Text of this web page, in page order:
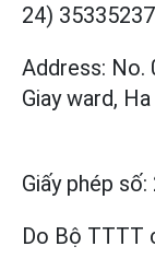
24) 35335237
Address: No.
Giay ward,
Giấy phép số:
Do Bộ TTTT